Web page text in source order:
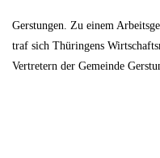
Gerstungen. Zu einem
traf sich Thüringens
Vertretern der Gemeinde